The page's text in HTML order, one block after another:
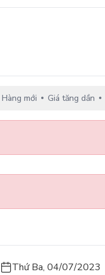
Hàng mới Giá tăng dần
Thứ Ba, 04/07/2023